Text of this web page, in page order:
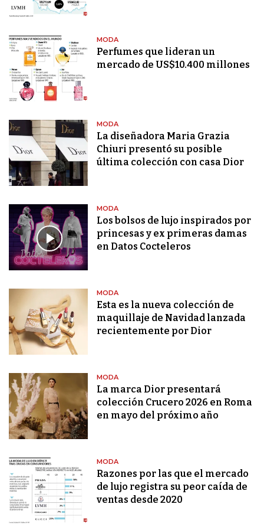
MODA
Perfumes que lideran un
mercado de US$10.400 millones
MODA
La diseñadora Maria Grazia
Chiuri presentó su posible
última colección con casa Dior
MODA
Los bolsos de lujo inspirados por
princesas y ex primeras damas
en Datos Cocteleros
MODA
Esta es la nueva colección de
maquillaje de Navidad lanzada
recientemente por Dior
MODA
La marca Dior presentará
colección Crucero 2026 en Roma
en mayo del próximo año
MODA
Razones por las que el mercado
de lujo registra su peor caída de
ventas desde 2020